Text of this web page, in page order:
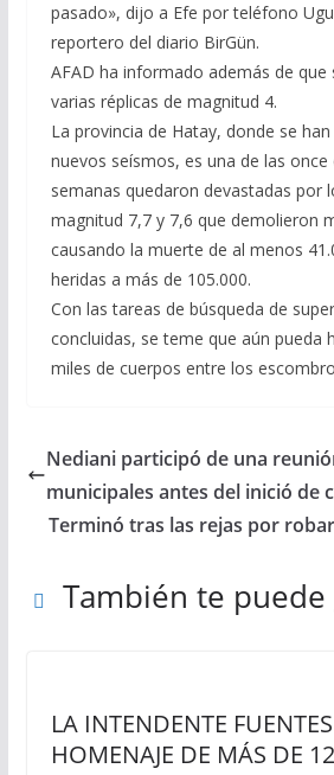
pasado», dijo a Efe por teléfono
reportero del diario BirGün.
AFAD ha informado además de que
varias réplicas de magnitud 4.
La provincia de Hatay, donde se
nuevos seísmos, es una de las once
semanas quedaron devastadas por
magnitud 7,7 y 7,6 que demolieron
causando la muerte de al menos
heridas a más de 105.000.
Con las tareas de búsqueda de
concluidas, se teme que aún pueda
miles de cuerpos entre los
Nediani participó de una
municipales antes del inició de
Terminó tras las rejas por
También te
LA INTENDENTE
HOMENAJE DE MÁS DE